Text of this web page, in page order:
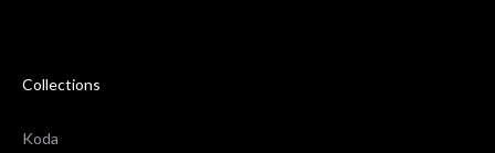
Collections
Koda